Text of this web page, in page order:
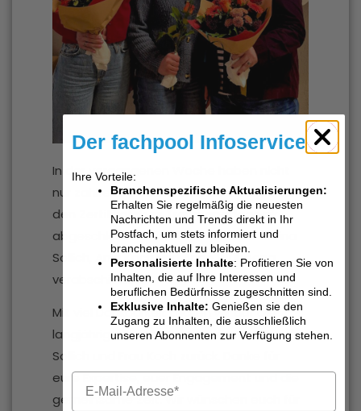
In der vergangenen Woche haben nicht
nur zahlreiche Teilnehmende erfolgreich
den Zertifikatskurs Traumapädagogik
abgeschlossen – wir haben auch Kristina
Sollich, Anja Koch und Anne Wübbena
verabschiedet.
Mit viel Dankbarkeit blicken wir auf die
langjährige Zusammenarbeit mit Frau
Sollich und Frau Koch zurück. Danke für
eure Expertise, euer Engagement und die
gemeinsame Zeit. Wir wünschen euch für
Der fachpool Infoservice
Ihre Vorteile:
Branchenspezifische Aktualisierungen:
Erhalten Sie regelmäßig die neuesten
Nachrichten und Trends direkt in Ihr
Postfach, um stets informiert und
branchenaktuell zu bleiben.
Personalisierte Inhalte: Profitieren Sie von
Inhalten, die auf Ihre Interessen und
beruflichen Bedürfnisse zugeschnitten sind.
Exklusive Inhalte: Genießen sie den
Zugang zu Inhalten, die ausschließlich
unseren Abonnenten zur Verfügung stehen.